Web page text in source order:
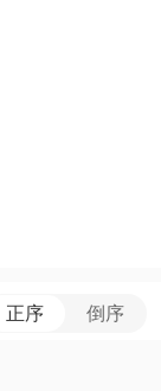
正序 倒序